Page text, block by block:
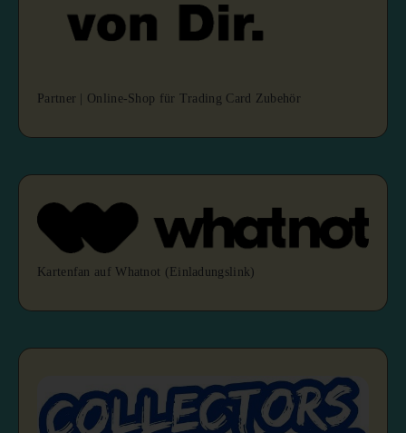
Partner | Online-Shop für Trading Card Zubehör
Kartenfan auf Whatnot (Einladungslink)